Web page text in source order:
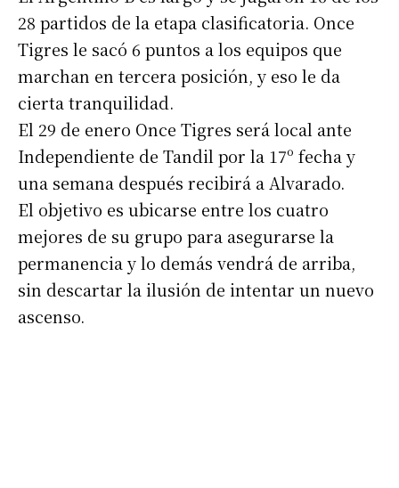
Suscribirme gratis
Dirección de correo electrónico*
Nombre
Apellidos
Número de teléfono
28 partidos de la etapa clasificatoria. Once
Tigres le sacó 6 puntos a los equipos que
marchan en tercera posición, y eso le da
cierta tranquilidad.
El 29 de enero Once Tigres será local ante
Independiente de Tandil por la 17º fecha y
una semana después recibirá a Alvarado.
El objetivo es ubicarse entre los cuatro
mejores de su grupo para asegurarse la
permanencia y lo demás vendrá de arriba,
sin descartar la ilusión de intentar un nuevo
ascenso.